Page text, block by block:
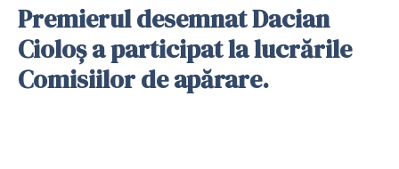
Premierul desemnat Dacian
Cioloş a participat la lucrările
Comisiilor de apărare.